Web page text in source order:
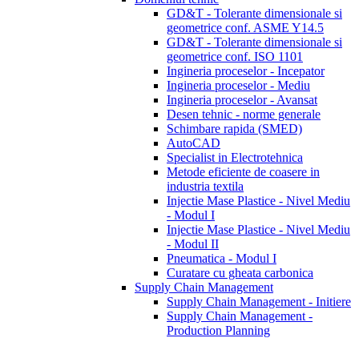
GD&T - Tolerante dimensionale si
geometrice conf. ASME Y14.5
GD&T - Tolerante dimensionale si
geometrice conf. ISO 1101
Ingineria proceselor - Incepator
Ingineria proceselor - Mediu
Ingineria proceselor - Avansat
Desen tehnic - norme generale
Schimbare rapida (SMED)
AutoCAD
Specialist in Electrotehnica
Metode eficiente de coasere in
industria textila
Injectie Mase Plastice - Nivel Mediu
- Modul I
Injectie Mase Plastice - Nivel Mediu
- Modul II
Pneumatica - Modul I
Curatare cu gheata carbonica
Supply Chain Management
Supply Chain Management - Initiere
Supply Chain Management -
Production Planning